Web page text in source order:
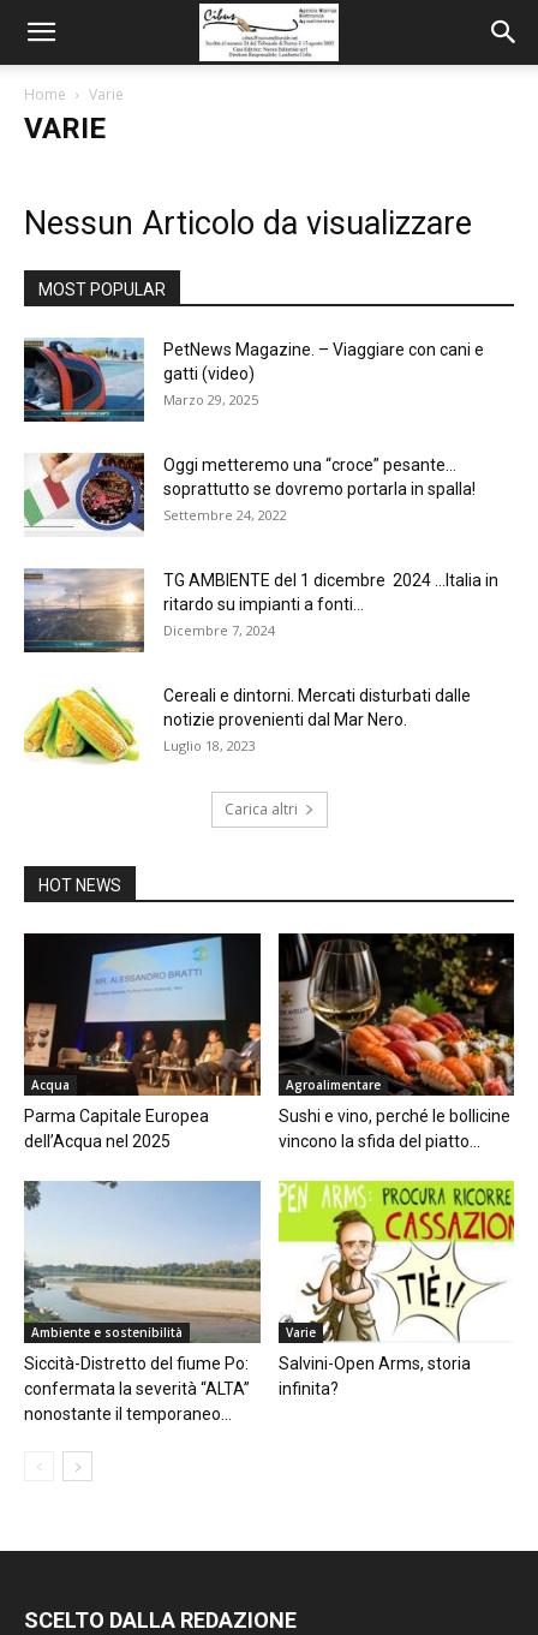
Home Varie
VARIE
Nessun Articolo da visualizzare
MOST POPULAR
PetNews Magazine. – Viaggiare con cani e
gatti (video)
Marzo 29, 2025
Oggi metteremo una “croce” pesante…
soprattutto se dovremo portarla in spalla!
Settembre 24, 2022
TG AMBIENTE del 1 dicembre 2024 …Italia in
ritardo su impianti a fonti...
Dicembre 7, 2024
Cereali e dintorni. Mercati disturbati dalle
notizie provenienti dal Mar Nero.
Luglio 18, 2023
Carica altri
HOT NEWS
Acqua
Parma Capitale Europea
dell’Acqua nel 2025
Agroalimentare
Sushi e vino, perché le bollicine
vincono la sfida del piatto...
Ambiente e sostenibilità
Siccità-Distretto del fiume Po:
confermata la severità “ALTA”
nonostante il temporaneo...
Varie
Salvini-Open Arms, storia
infinita?
SCELTO DALLA REDAZIONE